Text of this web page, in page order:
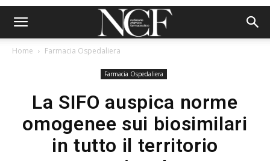
Home Farmacia Ospedaliera
Farmacia Ospedaliera
La SIFO auspica norme
omogenee sui biosimilari
in tutto il territorio